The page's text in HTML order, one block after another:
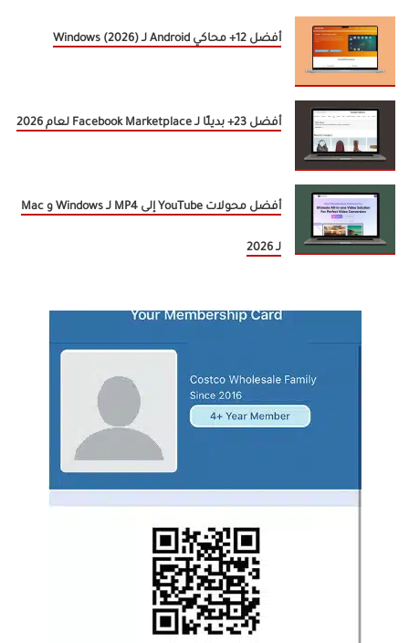
أفضل 12+ محاكي Android لـ Windows (2026)
أفضل 23+ بديلًا لـ Facebook Marketplace لعام 2026
أفضل محولات YouTube إلى MP4 لـ Windows و Mac
لـ 2026